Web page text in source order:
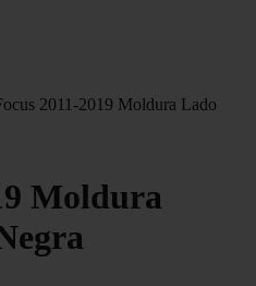
2011-2019 Moldura Lado
Moldura